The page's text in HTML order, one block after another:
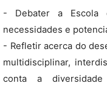
- Debater a Escola
necessidades e
- Refletir acerca do
multidisciplinar,
conta a